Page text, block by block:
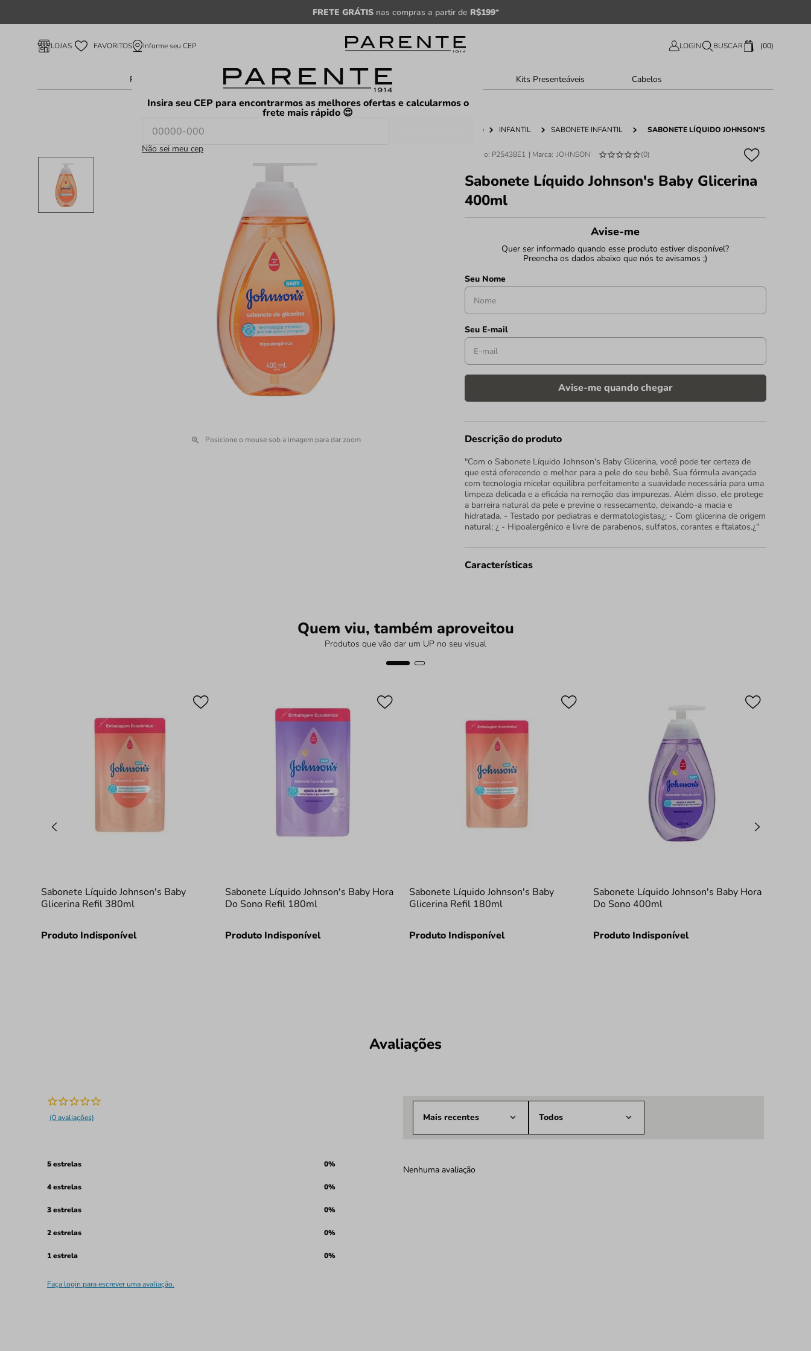
FRETE GRÁTISnas compras a partir de R$199*
LOJAS FAVORITOS Informe seu CEP
Insira seu CEP para encontrarmos as melhores ofertas e calcularmos o
frete mais rápido 😍
Não sei meu cep
LOGIN BUSCAR 00
Perfume Feminino Perfume Masculino Kits Presenteáveis Cabelos
Posicione o mouse sob a imagem para dar zoom
Home INFANTIL SABONETE INFANTIL SABONETE LÍQUIDO JOHNSON'S BABY
Código: P25438E1 JOHNSON (0)
Sabonete Líquido Johnson's Baby Glicerina
400ml
Descrição do produto
"Com o Sabonete Líquido Johnson's Baby Glicerina, você pode ter certeza de
que está oferecendo o melhor para a pele do seu bebê. Sua fórmula avançada
com tecnologia micelar equilibra perfeitamente a suavidade necessária para uma
limpeza delicada e a eficácia na remoção das impurezas. Além disso, ele protege
a barreira natural da pele e previne o ressecamento, deixando-a macia e
hidratada. - Testado por pediatras e dermatologistas¿; - Com glicerina de origem
natural; ¿ - Hipoalergênico e livre de parabenos, sulfatos, corantes e ftalatos.¿"
Características
Quem viu, também aproveitou
Produtos que vão dar um UP no seu visual
Sabonete Líquido Johnson's Baby
Glicerina Refil 380ml
Produto Indisponível
Sabonete Líquido Johnson's Baby Hora
Do Sono Refil 180ml
Produto Indisponível
Sabonete Líquido Johnson's Baby
Glicerina Refil 180ml
Produto Indisponível
Sabonete Líquido Johnson's Baby Hora
Do Sono 400ml
Produto Indisponível
Avaliações
(0 avaliações)
5 estrelas 0%
4 estrelas 0%
3 estrelas 0%
2 estrelas 0%
1 estrela 0%
Faça login para escrever uma avaliação.
Mais recentes Todos
Nenhuma avaliação